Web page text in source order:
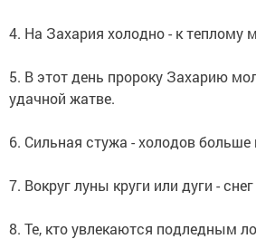
4. На Захария холодно - к теплому
5. В этот день пророку Захарию
удачной жатве.
6. Сильная стужа - холодов больше
7. Вокруг луны круги или дуги -
8. Те, кто увлекаются подледным